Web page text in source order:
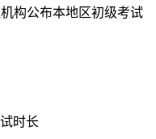
构公布本地区初级考试
时长